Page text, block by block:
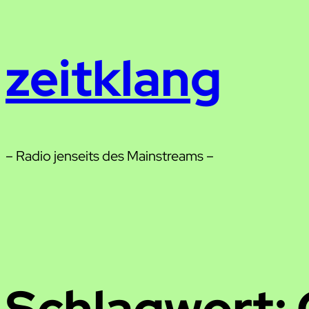
zeitklang
– Radio jenseits des Mainstreams –